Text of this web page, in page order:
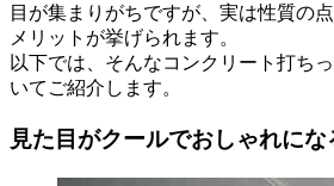
目が集まりがちですが、実は性質の
メリットが挙げられます。
以下では、そんなコンクリート打ち
いてご紹介します。
見た目がクールでおしゃれにな